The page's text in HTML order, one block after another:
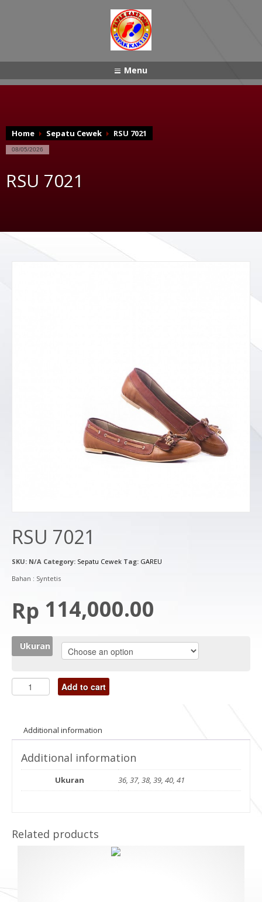
Menu
Home Sepatu Cewek RSU 7021
08/05/2026
RSU 7021
RSU 7021
SKU: N/A Category: Sepatu Cewek Tag: GAREU
Bahan : Syntetis
Rp 114,000.00
Ukuran
Add to cart
Additional information
Additional information
Ukuran 36, 37, 38, 39, 40, 41
Related products